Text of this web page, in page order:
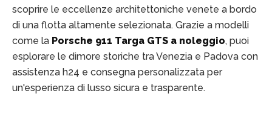
scoprire le eccellenze architettoniche venete a bordo
di una flotta altamente selezionata. Grazie a modelli
come la Porsche 911 Targa GTS a noleggio, puoi
esplorare le dimore storiche tra Venezia e Padova con
assistenza h24 e consegna personalizzata per
un'esperienza di lusso sicura e trasparente.